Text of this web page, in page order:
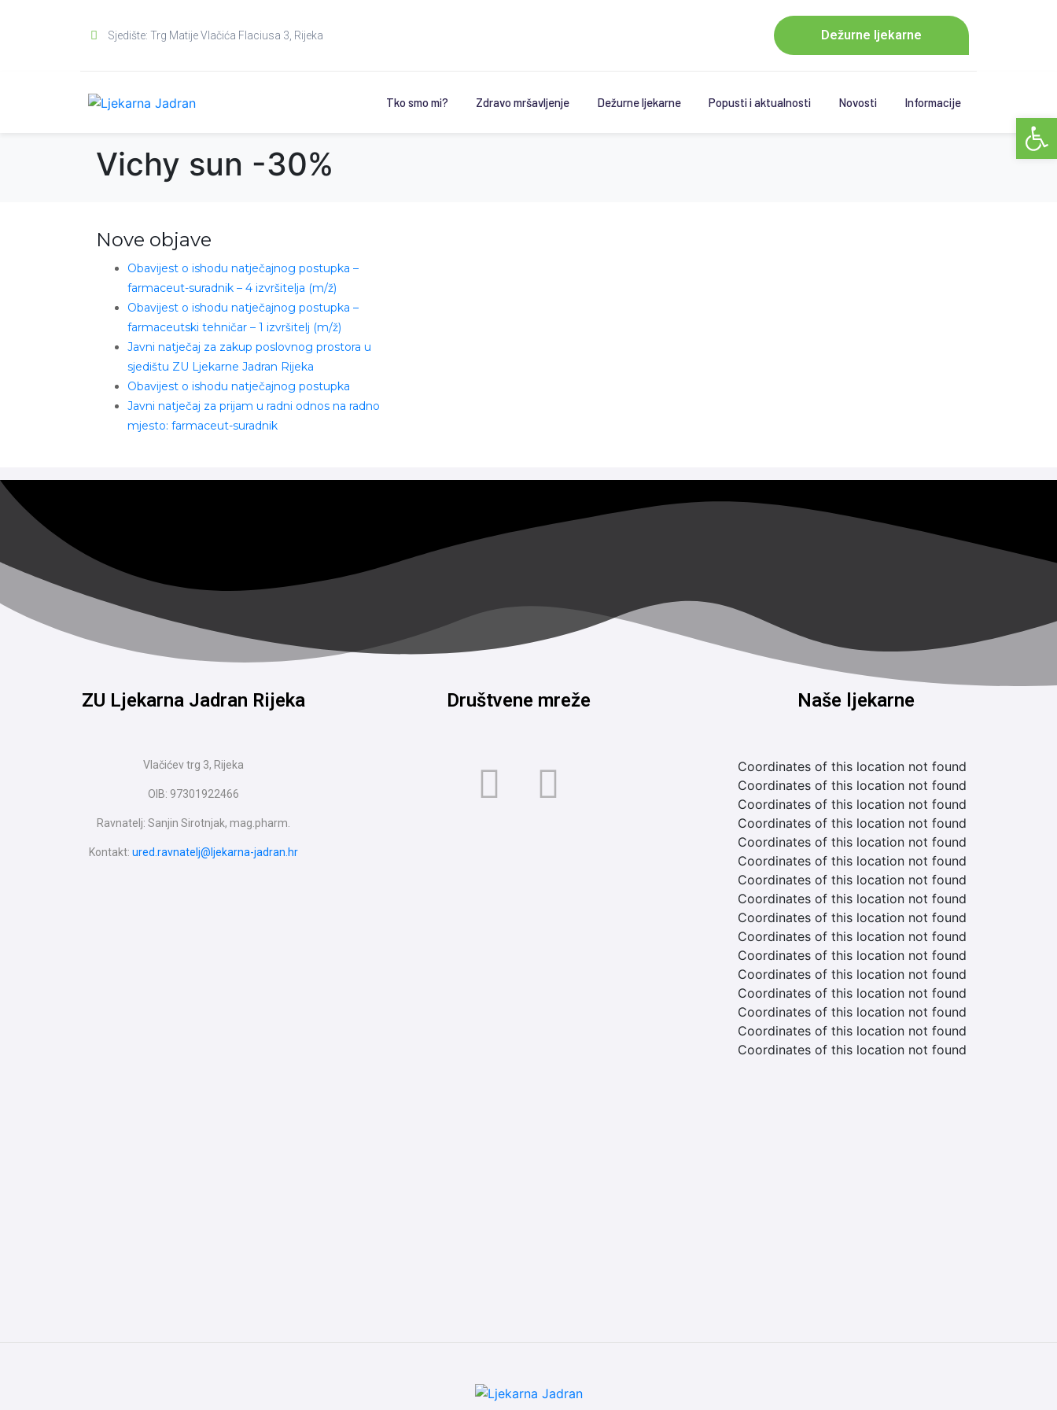
Sjedište: Trg Matije Vlačića Flaciusa 3, Rijeka Dežurne ljekarne
Tko smo mi? Zdravo mršavljenje Dežurne ljekarne Popusti i aktualnosti Novosti Informacije
Vichy sun -30%
Nove objave
Obavijest o ishodu natječajnog postupka –
farmaceut-suradnik – 4 izvršitelja (m/ž)
Obavijest o ishodu natječajnog postupka –
farmaceutski tehničar – 1 izvršitelj (m/ž)
Javni natječaj za zakup poslovnog prostora u
sjedištu ZU Ljekarne Jadran Rijeka
Obavijest o ishodu natječajnog postupka
Javni natječaj za prijam u radni odnos na radno
mjesto: farmaceut-suradnik
ZU Ljekarna Jadran Rijeka
Vlačićev trg 3, Rijeka
OIB: 97301922466
Ravnatelj: Sanjin Sirotnjak, mag.pharm.
Kontakt: ured.ravnatelj@ljekarna-jadran.hr
Društvene mreže Naše ljekarne
Coordinates of this location not found
Coordinates of this location not found
Coordinates of this location not found
Coordinates of this location not found
Coordinates of this location not found
Coordinates of this location not found
Coordinates of this location not found
Coordinates of this location not found
Coordinates of this location not found
Coordinates of this location not found
Coordinates of this location not found
Coordinates of this location not found
Coordinates of this location not found
Coordinates of this location not found
Coordinates of this location not found
Coordinates of this location not found